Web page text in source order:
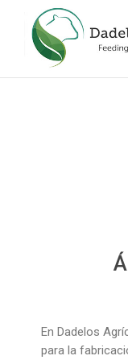
En Dadelos
para la